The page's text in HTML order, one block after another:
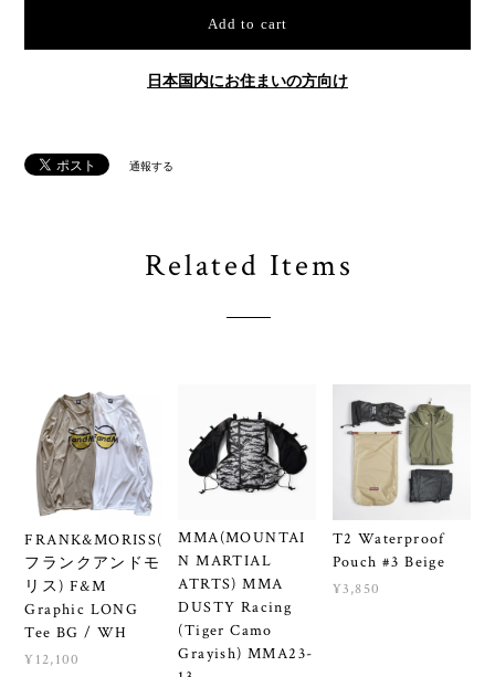
Add to cart
日本国内にお住まいの方向け
通報する
Related Items
FRANK&MORISS(
フランクアンドモ
リス) F&M
Graphic LONG
Tee BG / WH
¥12,100
MMA(MOUNTAI
N MARTIAL
ATRTS) MMA
DUSTY Racing
(Tiger Camo
Grayish) MMA23-
T2 Waterproof
Pouch #3 Beige
¥3,850